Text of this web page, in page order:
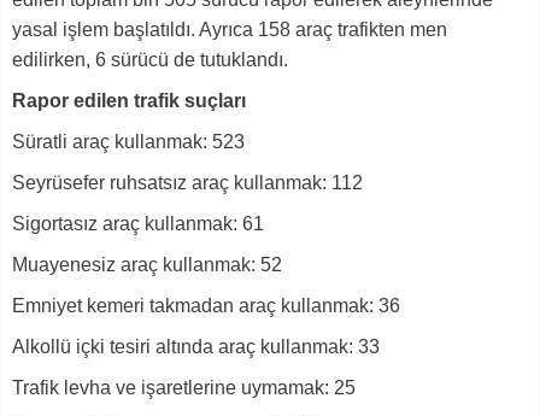
yasal işlem başlatıldı. Ayrıca 158 araç trafikten men
edilirken, 6 sürücü de tutuklandı.
Rapor edilen trafik suçları
Süratli araç kullanmak: 523
Seyrüsefer ruhsatsız araç kullanmak: 112
Sigortasız araç kullanmak: 61
Muayenesiz araç kullanmak: 52
Emniyet kemeri takmadan araç kullanmak: 36
Alkollü içki tesiri altında araç kullanmak: 33
Trafik levha ve işaretlerine uymamak: 25